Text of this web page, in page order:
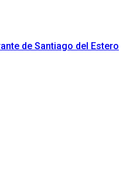
de Santiago del Estero